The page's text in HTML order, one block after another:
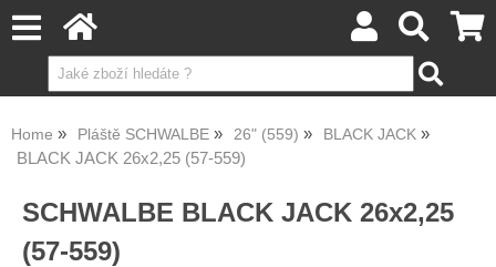
Home Pláště SCHWALBE 26" (559) BLACK JACK
BLACK JACK 26x2,25 (57-559)
SCHWALBE BLACK JACK 26x2,25
(57-559)